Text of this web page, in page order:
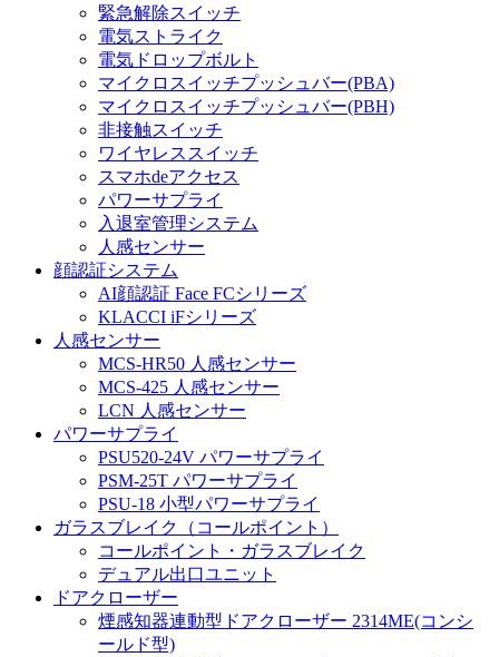
緊急解除スイッチ
電気ストライク
電気ドロップボルト
マイクロスイッチプッシュバー(PBA)
マイクロスイッチプッシュバー(PBH)
非接触スイッチ
ワイヤレススイッチ
スマホdeアクセス
パワーサプライ
入退室管理システム
人感センサー
顔認証システム
AI顔認証 Face FCシリーズ
KLACCI iFシリーズ
人感センサー
MCS-HR50 人感センサー
MCS-425 人感センサー
LCN 人感センサー
パワーサプライ
PSU520-24V パワーサプライ
PSM-25T パワーサプライ
PSU-18 小型パワーサプライ
ガラスブレイク（コールポイント）
コールポイント・ガラスブレイク
デュアル出口ユニット
ドアクローザー
煙感知器連動型ドアクローザー 2314ME(コンシ
ールド型)